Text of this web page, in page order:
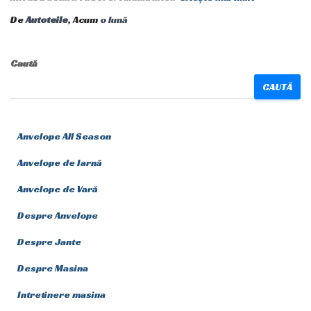
DeAutoteile, Acum o lună
Caută
CAUTĂ
Anvelope All Season
Anvelope de Iarnă
Anvelope de Vară
Despre Anvelope
Despre Jante
Despre Masina
Intretinere masina